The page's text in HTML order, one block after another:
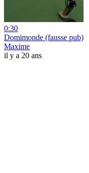
0:30
Domimonde (fausse pub)
Maxime
il y a 20 ans